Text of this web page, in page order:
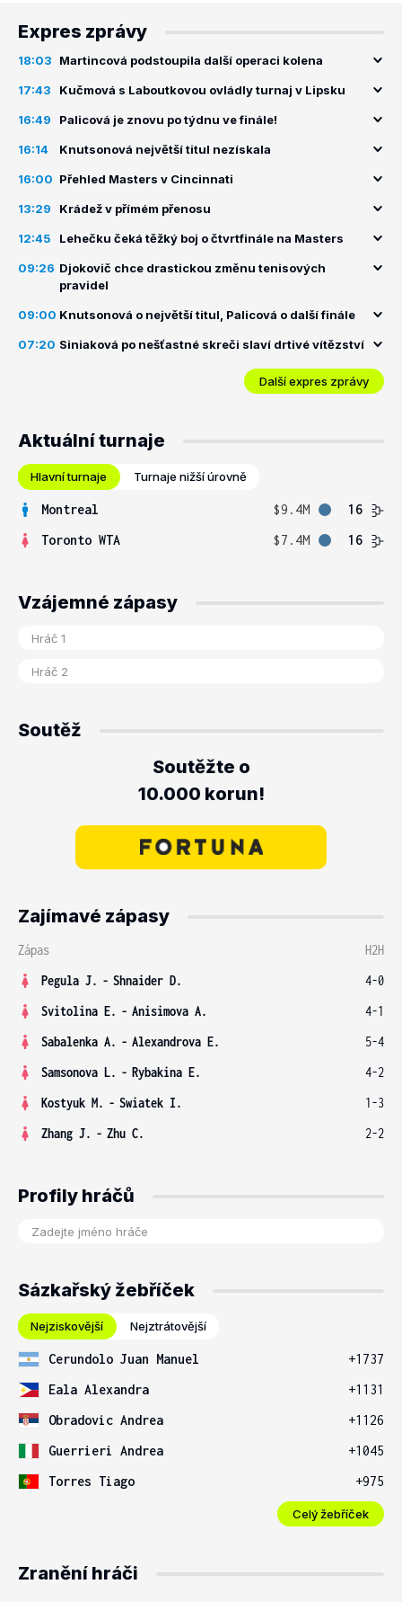
Expres zprávy
18:03 Martincová podstoupila další operaci kolena
17:43 Kučmová s Laboutkovou ovládly turnaj v Lipsku
16:49 Palicová je znovu po týdnu ve finále!
16:14 Knutsonová největší titul nezískala
16:00 Přehled Masters v Cincinnati
13:29 Krádež v přímém přenosu
12:45 Lehečku čeká těžký boj o čtvrtfinále na Masters
09:26 Djokovič chce drastickou změnu tenisových
pravidel
09:00 Knutsonová o největší titul, Palicová o další finále
07:20 Siniaková po nešťastné skreči slaví drtivé vítězství
Další expres zprávy
Aktuální turnaje
Hlavní turnaje Turnaje nižší úrovně
Montreal $9.4M
16
Toronto WTA
$7.4M 16
Vzájemné zápasy
Soutěž
Soutěžte o
10.000 korun!
Zajímavé zápasy
Zápas
H2H
Pegula J. - Shnaider D.
4-0
Svitolina E. - Anisimova A.
4-1
Sabalenka A. - Alexandrova E.
5-4
Samsonova L. - Rybakina E.
4-2
Kostyuk M. - Swiatek I.
1-3
Zhang J. - Zhu C. 2-2
Profily hráčů
Sázkařský žebříček
Nejziskovější Nejztrátovější
Cerundolo Juan Manuel
+1737
Eala Alexandra
+1131
Obradovic Andrea
+1126
Guerrieri Andrea
+1045
Torres Tiago
+975
Celý žebříček
Zranění hráči